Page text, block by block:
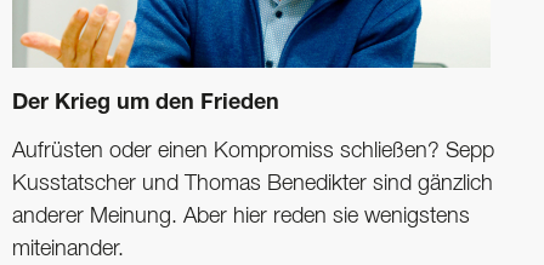
Der Krieg um den Frieden
Aufrüsten oder einen Kompromiss schließen? Sepp
Kusstatscher und Thomas Benedikter sind gänzlich
anderer Meinung. Aber hier reden sie wenigstens
miteinander.